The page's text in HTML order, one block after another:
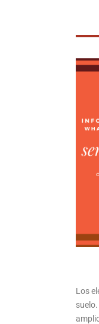
Los